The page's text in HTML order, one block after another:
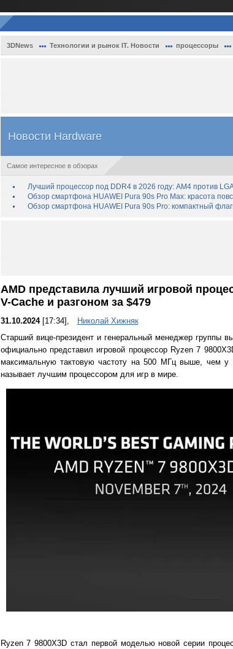
3DNews Технологии и рынок IT. Новости процессоры
Новости Hardware
Самое интересное в обзорах
Лучший процессор под DDR4 в 2026 году: AM4 против
Обзор смартфона HUAWEI Pura 90s Pro Max: красота
Обзор смартфона HUAWEI Pura 90s Pro: компактный
AMD представила лучший игровой
V-Cache и разгоном за $479
31.10.2024[17:34],
Николай Хижняк
Старший вице-президент и генеральный менеджер группы
официально представил игровой процессор Ryzen 7
максимальную тактовую частоту на 500 МГц выше, чем у
называет лучшим процессором для игр в мире.
Ryzen 7 9800X3D стал первой моделью новой серии